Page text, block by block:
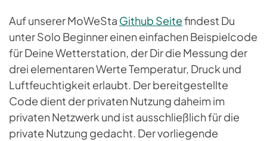
Auf unserer MoWeSta Github Seitefindest Du
unter Solo Beginner einen einfachen Beispielcode
für Deine Wetterstation, der Dir die Messung der
drei elementaren Werte Temperatur, Druck und
Luftfeuchtigkeit erlaubt. Der bereitgestellte
Code dient der privaten Nutzung daheim im
privaten Netzwerk und ist ausschließlich für die
private Nutzung gedacht. Der vorliegende